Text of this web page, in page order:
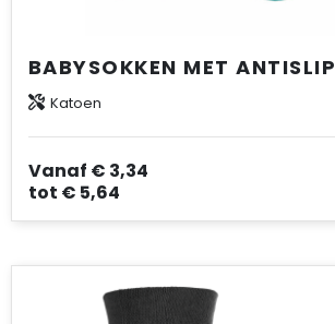
BABYSOKKEN MET ANTISLIP
Katoen
Vanaf € 3,34
tot € 5,64